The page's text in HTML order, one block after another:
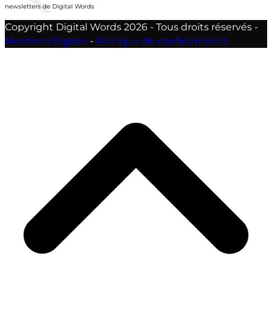
newsletters de Digital Words
Copyright Digital Words 2026 - Tous droits réservés -
Mentions légales - Politique de confidentialité